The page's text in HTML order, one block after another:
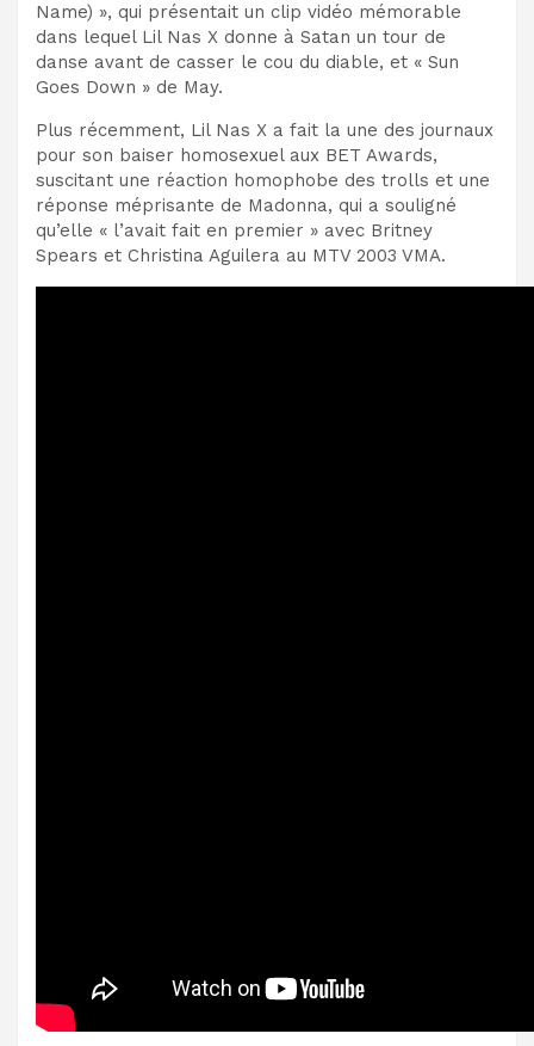
Name) », qui présentait un clip vidéo mémorable
dans lequel Lil Nas X donne à Satan un tour de
danse avant de casser le cou du diable, et « Sun
Goes Down » de May.
Plus récemment, Lil Nas X a fait la une des journaux
pour son baiser homosexuel aux BET Awards,
suscitant une réaction homophobe des trolls et une
réponse méprisante de Madonna, qui a souligné
qu’elle « l’avait fait en premier » avec Britney
Spears et Christina Aguilera au MTV 2003 VMA.